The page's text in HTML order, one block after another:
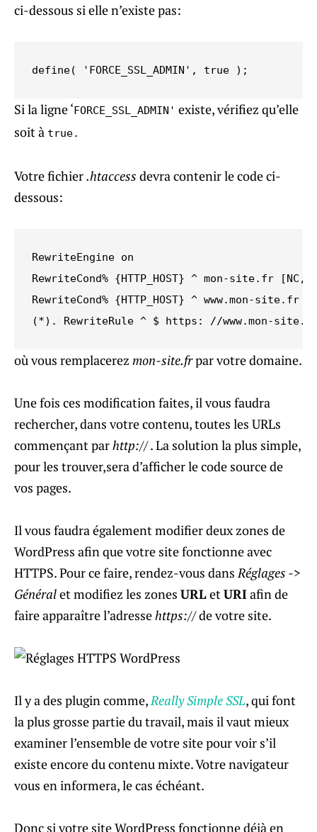
ci-dessous si elle n’existe pas:
define( 'FORCE_SSL_ADMIN', true );
Si la ligne ‘ FORCE_SSL_ADMIN' existe, vérifiez qu’elle
soit à true.
Votre fichier.htaccess devra contenir le code ci-
dessous:
RewriteEngine on
RewriteCond% {HTTP_HOST} ^ mon-site.fr [NC,
RewriteCond% {HTTP_HOST} ^ www.mon-site.fr
(*). RewriteRule ^ $ https: //www.mon-
où vous remplacerez mon-site.frpar votre domaine.
Une fois ces modification faites, il vous faudra
rechercher, dans votre contenu, toutes les URLs
commençant parhttp://. La solution la plus simple,
pour les trouver,sera d’afficher le code source de
vos pages.
Il vous faudra également modifier deux zones de
WordPress afin que votre site fonctionne avec
HTTPS. Pour ce faire, rendez-vous dansRéglages ->
Généralet modifiez les zones URLetURIafin de
faire apparaître l’adressehttps://de votre site.
Il y a des plugin comme,Really Simple SSL, qui font
la plus grosse partie du travail, mais il vaut mieux
examiner l’ensemble de votre site pour voir s’il
existe encore du contenu mixte. Votre navigateur
vous en informera, le cas échéant.
Donc si votre site WordPress fonctionne déjà en